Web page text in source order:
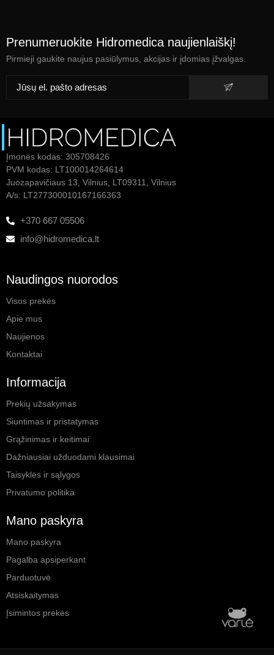
Prenumeruokite Hidromedica naujienlaiškį!
Pirmieji gaukite naujus pasiūlymus, akcijas ir įdomias įžvalgas.
Įmonės kodas: 305708426
PVM kodas: LT100014264614
Juozapavičiaus 13, Vilnius, LT09311, Vilnius
A/s: LT277300010167166363
+370 667 05506
info@hidromedica.lt
Naudingos nuorodos
Visos prekės
Apie mus
Naujienos
Kontaktai
Informacija
Prekių užsakymas
Siuntimas ir pristatymas
Grąžinimas ir keitimai
Dažniausiai užduodami klausimai
Taisyklės ir sąlygos
Privatumo politika
Mano paskyra
Mano paskyra
Pagalba apsiperkant
Parduotuvė
Atsiskaitymas
Įsimintos prekės